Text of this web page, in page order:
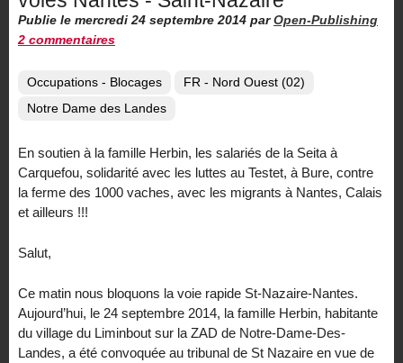
Publie le mercredi 24 septembre 2014 par Open-Publishing
2 commentaires
Occupations - Blocages
FR - Nord Ouest (02)
Notre Dame des Landes
En soutien à la famille Herbin, les salariés de la Seita à
Carquefou, solidarité avec les luttes au Testet, à Bure, contre
la ferme des 1000 vaches, avec les migrants à Nantes, Calais
et ailleurs !!!
Salut,
Ce matin nous bloquons la voie rapide St-Nazaire-Nantes.
Aujourd’hui, le 24 septembre 2014, la famille Herbin, habitante
du village du Liminbout sur la ZAD de Notre-Dame-Des-
Landes, a été convoquée au tribunal de St Nazaire en vue de